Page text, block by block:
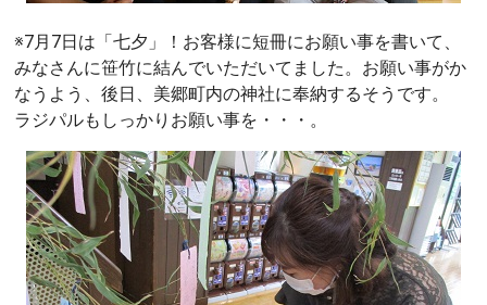
※7月7日は「七夕」！お客様に短冊にお願い事を書いて、
みなさんに笹竹に結んでいただいてました。お願い事がか
なうよう、後日、美郷町内の神社に奉納するそうです。
ラジパルもしっかりお願い事を・・・。